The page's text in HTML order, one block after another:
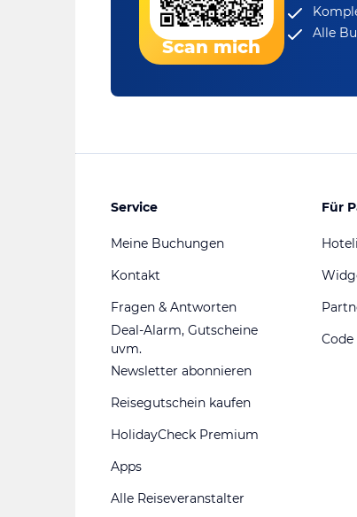
Scan mich
Alle
Service
Meine Buchungen
Kontakt
Fragen & Antworten
Deal-Alarm, Gutscheine
uvm.
Newsletter abonnieren
Reisegutschein kaufen
HolidayCheck Premium
Apps
Alle Reiseveranstalter
Für